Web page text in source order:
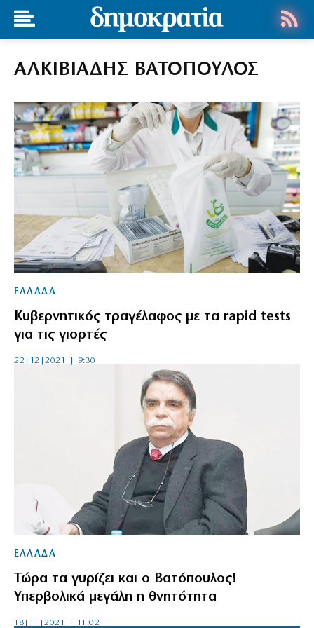
ΑΛΚΙΒΙΑΔΗΣ ΒΑΤΟΠΟΥΛΟΣ
ΕΛΛΑΔΑ
Κυβερνητικός τραγέλαφος με τα rapid tests
για τις γιορτές
22|12|2021 | 9:30
ΕΛΛΑΔΑ
Τώρα τα γυρίζει και ο Βατόπουλος!
Υπερβολικά μεγάλη η θνητότητα
18|11|2021 | 11:02